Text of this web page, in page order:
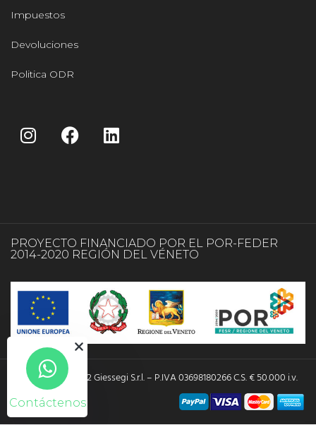
Contáctenos
Impuestos
Devoluciones
Politica ODR
PROYECTO FINANCIADO POR EL POR-FEDER
2014-2020 REGIÓN DEL VÉNETO
Copyright © 2022 Giessegi S.r.l. – P.IVA 03698180266 C.S. € 50.000 i.v.